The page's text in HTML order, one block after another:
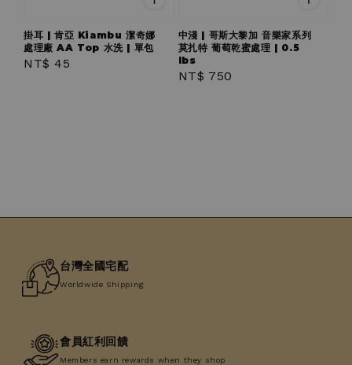
掛耳 | 肯亞 Kiambu 潔奇娜
處理廠 AA Top 水洗 | 單包
Regular
NT$ 45
中淺 | 哥斯大黎加 音樂家系列
莫扎特 葡萄乾蜜處理 | 0.5
lbs
Regular
NT$ 750
台灣全國宅配
Worldwide Shipping
會員紅利回饋
Members earn rewards when they shop